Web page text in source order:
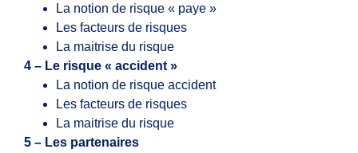
La notion de risque « paye »
Les facteurs de risques
La maitrise du risque
4 – Le risque « accident »
La notion de risque accident
Les facteurs de risques
La maitrise du risque
5 – Les partenaires